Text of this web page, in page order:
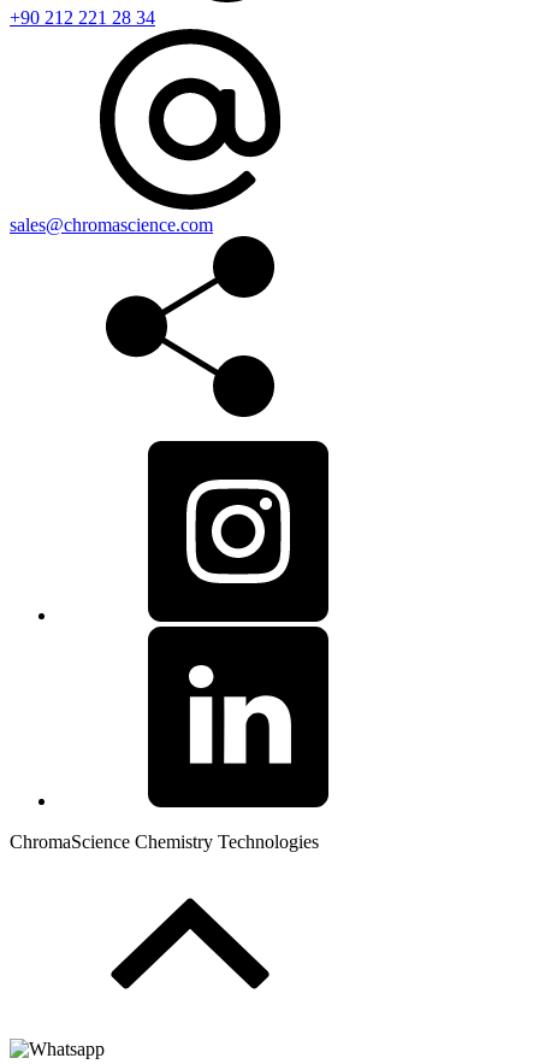
+90 212 221 28 34
sales@chromascience.com
ChromaScience Chemistry Technologies